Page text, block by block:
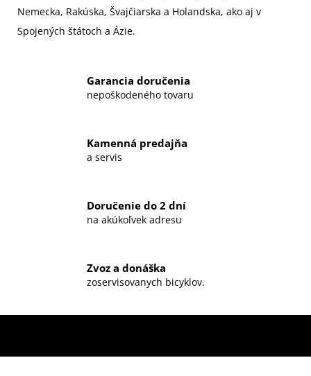
Nemecka, Rakúska, Švajčiarska a Holandska, ako aj v
Spojených štátoch a Ázie.
Garancia doručenia
nepoškodeného tovaru
Kamenná predajňa
a servis
Doručenie do 2 dní
na akúkoľvek adresu
Zvoz a donáška
zoservisovanych bicyklov.